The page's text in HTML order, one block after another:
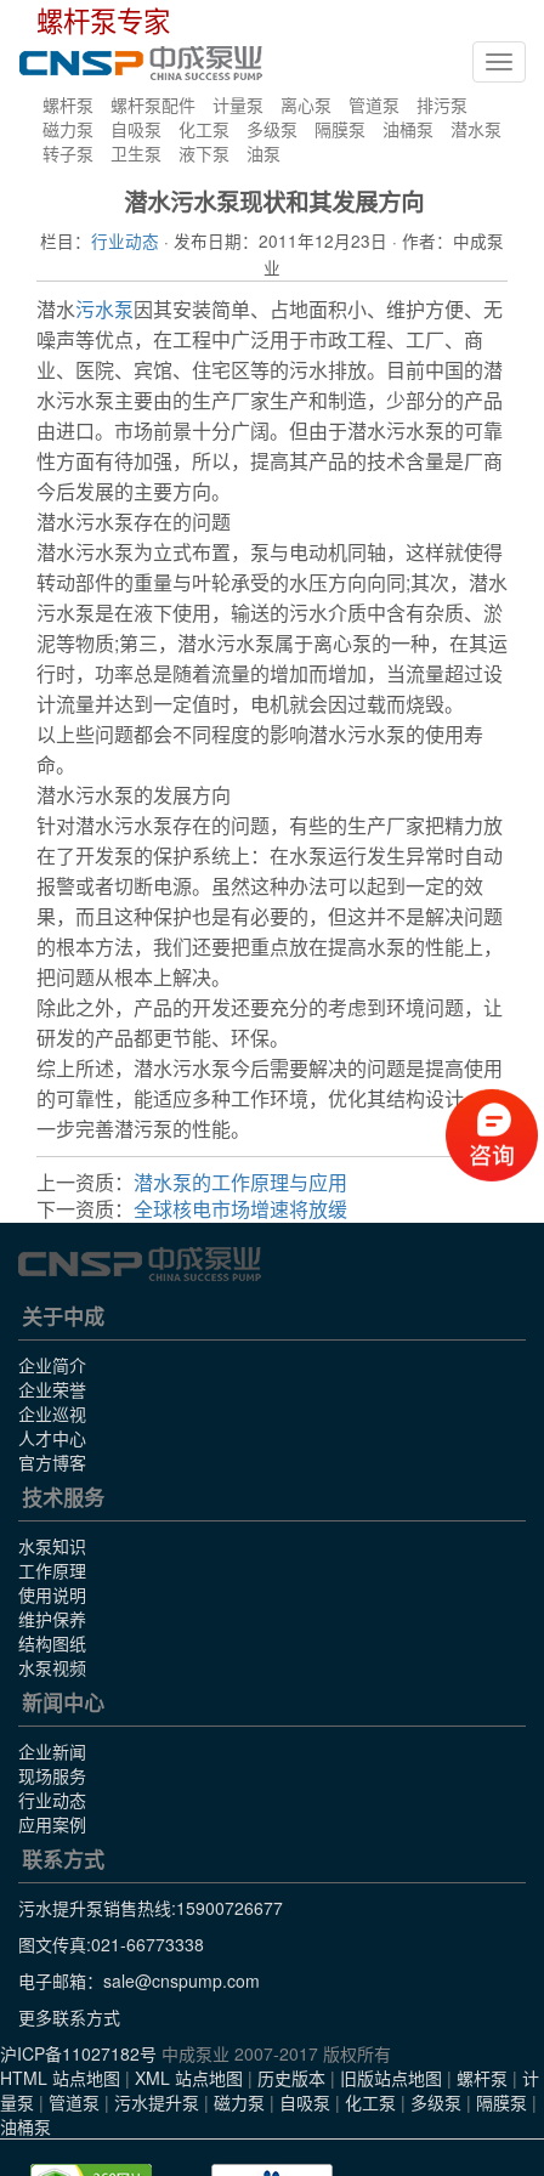
螺杆泵专家
螺杆泵 螺杆泵配件 计量泵 离心泵 管道泵
排污泵
磁力泵
自吸泵 化工泵 多级泵 隔膜泵 油桶泵
潜水泵
转子泵
卫生泵 液下泵 油泵
潜水污水泵现状和其发展方向
栏目： 行业动态 · 发布日期：2011年12月23日 · 作者：中成泵
业
潜水污水泵因其安装简单、占地面积小、维护方便、无
噪声等优点，在工程中广泛用于市政工程、工厂、商
业、医院、宾馆、住宅区等的污水排放。目前中国的潜
水污水泵主要由的生产厂家生产和制造，少部分的产品
由进口。市场前景十分广阔。但由于潜水污水泵的可靠
性方面有待加强，所以，提高其产品的技术含量是厂商
今后发展的主要方向。
潜水污水泵存在的问题
潜水污水泵为立式布置，泵与电动机同轴，这样就使得
转动部件的重量与叶轮承受的水压方向向同;其次，潜水
污水泵是在液下使用，输送的污水介质中含有杂质、淤
泥等物质;第三，潜水污水泵属于离心泵的一种，在其运
行时，功率总是随着流量的增加而增加，当流量超过设
计流量并达到一定值时，电机就会因过载而烧毁。
以上些问题都会不同程度的影响潜水污水泵的使用寿
命。
潜水污水泵的发展方向
针对潜水污水泵存在的问题，有些的生产厂家把精力放
在了开发泵的保护系统上：在水泵运行发生异常时自动
报警或者切断电源。虽然这种办法可以起到一定的效
果，而且这种保护也是有必要的，但这并不是解决问题
的根本方法，我们还要把重点放在提高水泵的性能上，
把问题从根本上解决。
除此之外，产品的开发还要充分的考虑到环境问题，让
研发的产品都更节能、环保。
综上所述，潜水污水泵今后需要解决的问题是提高使用
的可靠性，能适应多种工作环境，优化其结构设计，进
一步完善潜污泵的性能。
上一资质： 潜水泵的工作原理与应用
下一资质： 全球核电市场增速将放缓
关于中成
企业简介
企业荣誉
企业巡视
人才中心
官方博客
技术服务
水泵知识
工作原理
使用说明
维护保养
结构图纸
水泵视频
新闻中心
企业新闻
现场服务
行业动态
应用案例
联系方式
污水提升泵销售热线:15900726677
图文传真:021-66773338
电子邮箱：sale@cnspump.com
更多联系方式
沪ICP备11027182号 中成泵业 2007-2017 版权所有
HTML 站点地图 | XML 站点地图 | 历史版本 | 旧版站点地图 | 螺杆泵 | 计
量泵 | 管道泵 | 污水提升泵 | 磁力泵 | 自吸泵 | 化工泵 | 多级泵 | 隔膜泵 |
油桶泵